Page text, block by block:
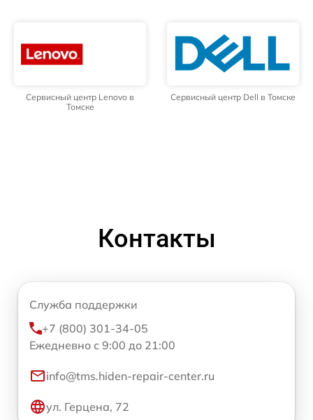
Сервисный центр Lenovo в
Томске
Сервисный центр Dell в Томске
Контакты
Служба поддержки
+7 (800) 301-34-05
Ежедневно с 9:00 до 21:00
info@tms.hiden-repair-center.ru
ул. Герцена, 72